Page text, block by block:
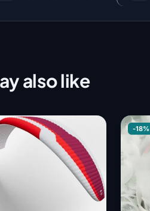
also like
-18%